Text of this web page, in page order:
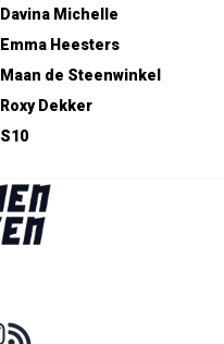
Davina Michelle
Emma Heesters
Maan de Steenwinkel
Roxy Dekker
S10